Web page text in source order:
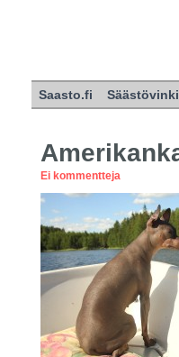
Saasto.fi
Ei kommentteja